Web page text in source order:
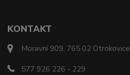
KONTAKT
Moravní 909, 765 02 Otrokovice
577 926 226 - 229